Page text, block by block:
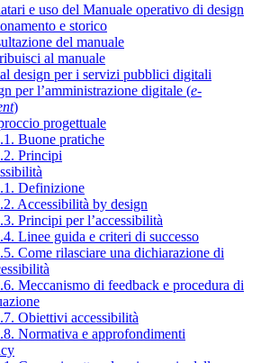
e uso del Manuale operativo di design
e storico
del manuale
al manuale
design per i servizi pubblici digitali
per l’amministrazione digitale (e-
)
progettuale
Buone pratiche
Principi
Definizione
Accessibilità by design
Principi per l’accessibilità
Linee guida e criteri di successo
Come rilasciare una dichiarazione di
Meccanismo di feedback e procedura di
Obiettivi accessibilità
Normativa e approfondimenti